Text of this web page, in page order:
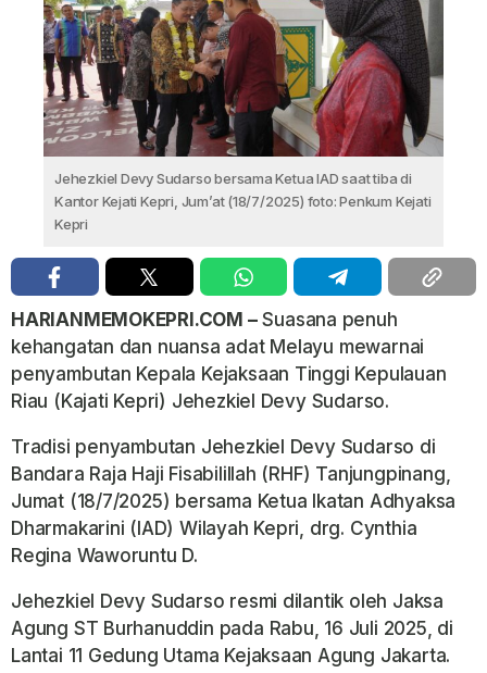
Jehezkiel Devy Sudarso bersama Ketua IAD saat tiba di
Kantor Kejati Kepri, Jum’at (18/7/2025) foto: Penkum Kejati
Kepri
HARIANMEMOKEPRI.COM –Suasana penuh
kehangatan dan nuansa adat Melayu mewarnai
penyambutan Kepala Kejaksaan Tinggi Kepulauan
Riau (Kajati Kepri) Jehezkiel Devy Sudarso.
Tradisi penyambutan Jehezkiel Devy Sudarso di
Bandara Raja Haji Fisabilillah (RHF) Tanjungpinang,
Jumat (18/7/2025) bersama Ketua Ikatan Adhyaksa
Dharmakarini (IAD) Wilayah Kepri, drg. Cynthia
Regina Waworuntu D.
Jehezkiel Devy Sudarso resmi dilantik oleh Jaksa
Agung ST Burhanuddin pada Rabu, 16 Juli 2025, di
Lantai 11 Gedung Utama Kejaksaan Agung Jakarta.